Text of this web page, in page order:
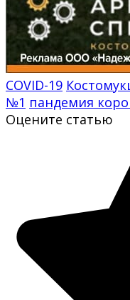
COVID-19
№1 пандемия
Оцените статью